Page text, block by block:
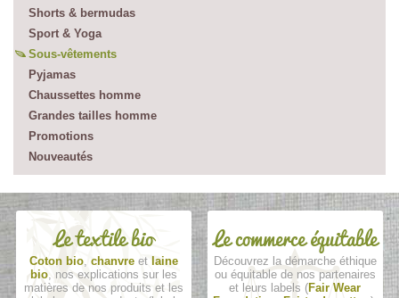
Shorts & bermudas
Sport & Yoga
Sous-vêtements
Pyjamas
Chaussettes homme
Grandes tailles homme
Promotions
Nouveautés
Le textile bio
Coton bio, chanvreet laine
bio, nos explications sur les
matières de nos produits et les
Le commerce équitable
Découvrez la démarche éthique
ou équitable de nos partenaires
et leurs labels (Fair Wear